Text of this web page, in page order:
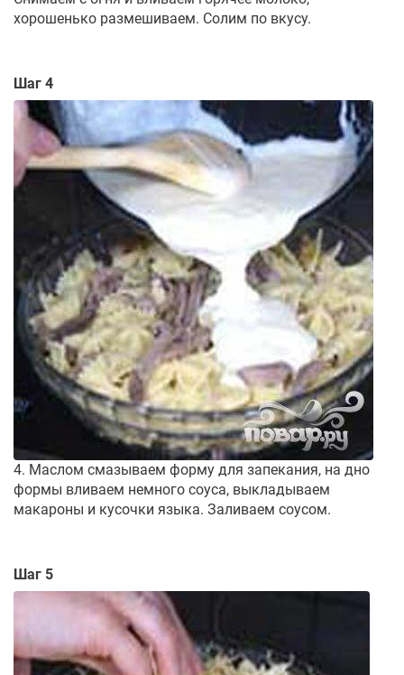
хорошенько размешиваем. Солим по вкусу.
Шаг 4
4. Маслом смазываем форму для запекания, на дно
формы вливаем немного соуса, выкладываем
макароны и кусочки языка. Заливаем соусом.
Шаг 5